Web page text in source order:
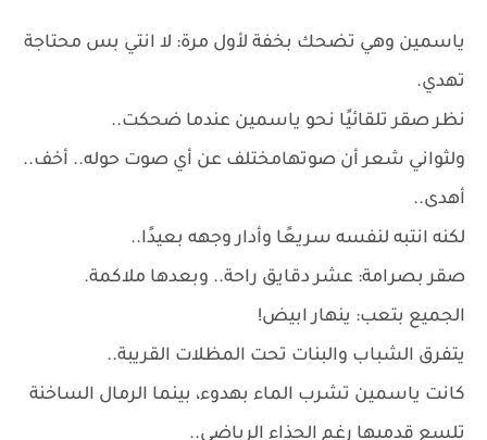
ياسمين وهي تضحك بخفة لأول مرة: لا انتي بس محتاجة
تهدي.
نظر صقر تلقائيًا نحو ياسمين عندما ضحكت..
ولثواني شعر أن صوتهامختلف عن أي صوت حوله.. أخف..
أهدى..
لكنه انتبه لنفسه سريعًا وأدار وجهه بعيدًا..
صقر بصرامة: عشر دقايق راحة.. وبعدها ملاكمة.
الجميع بتعب: ينهار ابيض!
يتفرق الشباب والبنات تحت المظلات القريبة..
كانت ياسمين تشرب الماء بهدوء، بينما الرمال الساخنة
تلسع قدميها رغم الحذاء الرياضي..